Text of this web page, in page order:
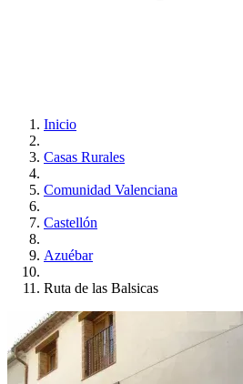
Inicio
Casas Rurales
Comunidad Valenciana
Castellón
Azuébar
Ruta de las Balsicas